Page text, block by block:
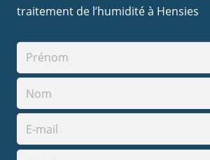
traitement de l’humidité à Hensies